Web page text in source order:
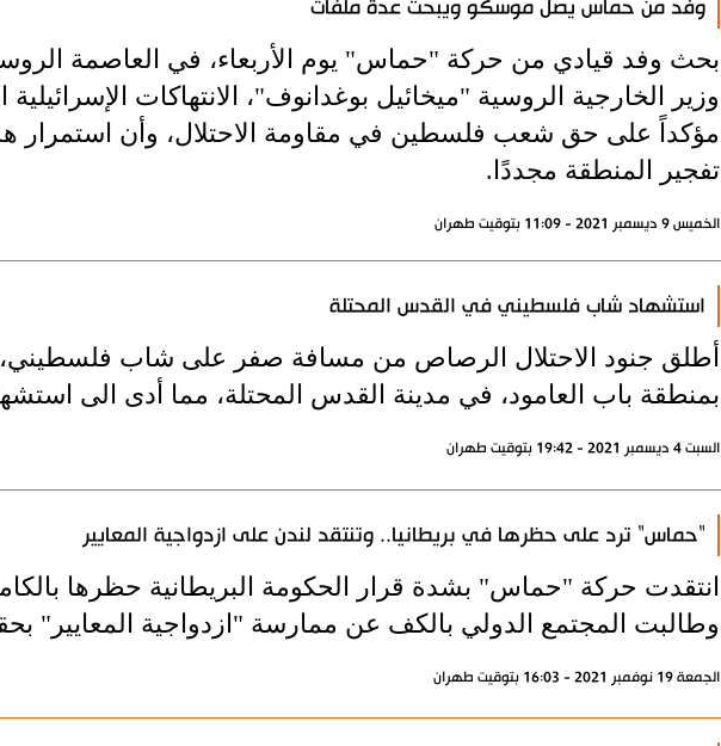
وفد من حماس يصل موسكو ويبحث عدة ملفات
بحث وفد قيادي من حركة "حماس" يوم الأربعاء، في العاصمة
وزير الخارجية الروسية "ميخائيل بوغدانوف"، الانتهاكات
مؤكداً على حق شعب فلسطين في مقاومة الاحتلال، وأن استمرار
تفجير المنطقة مجددًا.
الخميس 9 ديسمبر 2021 - 11:09 بتوقيت طهران
استشهاد شاب فلسطيني في القدس المحتلة
أطلق جنود الاحتلال الرصاص من مسافة صفر على شاب
بمنطقة باب العامود، في مدينة القدس المحتلة، مما أدى الى
السبت 4 ديسمبر 2021 - 19:42 بتوقيت طهران
"حماس" ترد على حظرها في بريطانيا.. وتنتقد لندن على ازدواجية المعايير
انتقدت حركة "حماس" بشدة قرار الحكومة البريطانية حظرها
وطالبت المجتمع الدولي بالكف عن ممارسة "ازدواجية المعايير"
الجمعة 19 نوفمبر 2021 - 16:03 بتوقيت طهران